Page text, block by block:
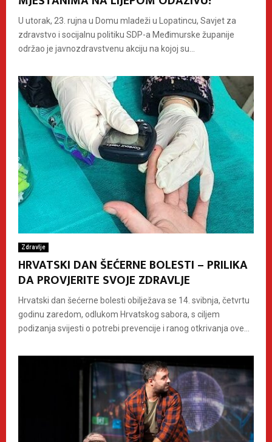
U utorak, 23. rujna u Domu mladeži u Lopatincu, Savjet za
zdravstvo i socijalnu politiku SDP-a Međimurske županije
održao je javnozdravstvenu akciju na kojoj su...
Zdravlje
HRVATSKI DAN ŠEĆERNE BOLESTI – PRILIKA
DA PROVJERITE SVOJE ZDRAVLJE
Hrvatski dan šećerne bolesti obilježava se 14. svibnja, četvrtu
godinu zaredom, odlukom Hrvatskog sabora, s ciljem
podizanja svijesti o potrebi prevencije i ranog otkrivanja ove...